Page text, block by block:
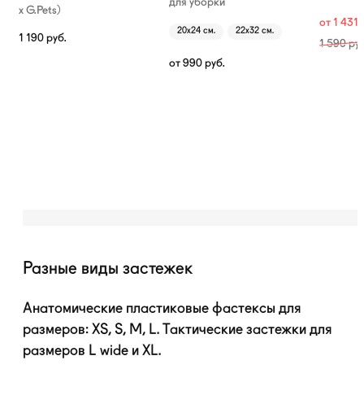
х G.Pets)
1 190 руб.
для уборки
20х24 см. 22х32 см.
от 990 руб.
от 1 431
1 590
Разные виды застежек
Анатомические пластиковые фастексы для
размеров: XS, S, M, L. Тактические застежки для
размеров L wide и XL.